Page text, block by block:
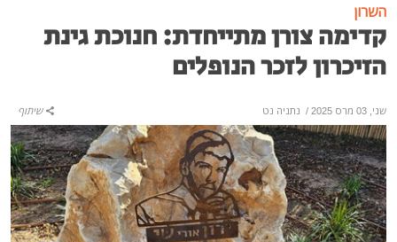
השרון
קדימה צורן מתייחדת: חנוכת גינת
הזיכרון לזכר הנופלים
שני, 03 מרס 2025 / נתניה נט שיתוף